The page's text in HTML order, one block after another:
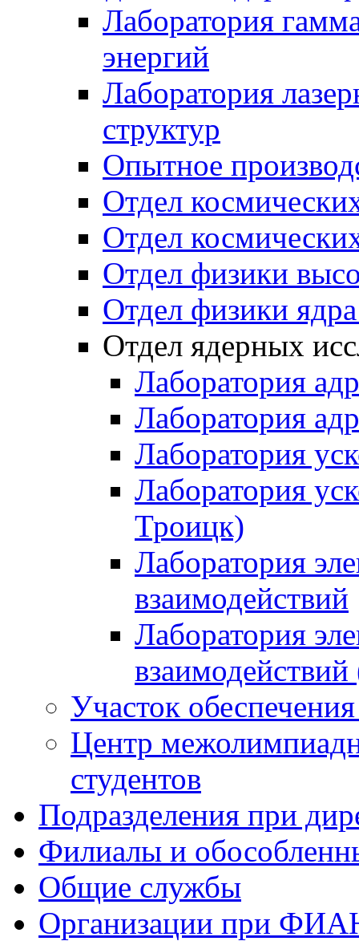
Лаборатория
энергий
Лаборатория
структур
Опытное
Отдел
Отдел
Отдел физики
Отдел физики
Отдел ядерных
Лаборатория
Лаборатория
Лаборатория
Лаборатория
Троицк)
Лаборатория
взаимодействий
Лаборатория
Участок
Центр
студентов
Подразделения при
Филиалы и
Общие службы
Организации при